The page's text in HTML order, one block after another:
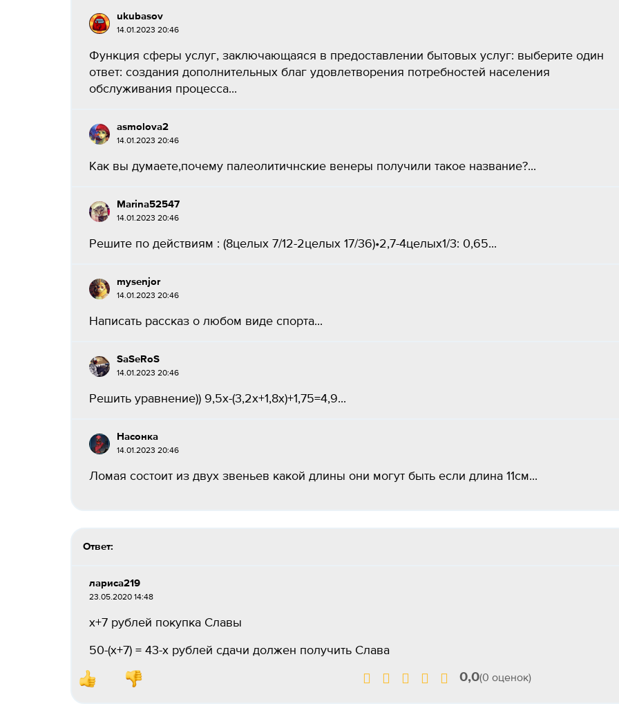
ukubasov
14.01.2023 20:46
Функция сферы услуг, заключающаяся в предоставлении бытовых услуг: выберите один
ответ: создания дополнительных благ удовлетворения потребностей населения
обслуживания процесса...
asmolova2
14.01.2023 20:46
Как вы думаете,почему палеолитичнские венеры получили такое название?...
Marina52547
14.01.2023 20:46
Решите по действиям : (8целых 7/12-2целых 17/36)•2,7-4целых1/3: 0,65...
mysenjor
14.01.2023 20:46
Написать рассказ о любом виде спорта...
SaSeRoS
14.01.2023 20:46
Решить уравнение)) 9,5х-(3,2х+1,8х)+1,75=4,9...
Насонка
14.01.2023 20:46
Ломая состоит из двух звеньев какой длины они могут быть если длина 11см...
Ответ:
лариса219
23.05.2020 14:48
х+7 рублей покупка Славы
50-(х+7) = 43-х рублей сдачи должен получить Слава
0,0(0 оценок)